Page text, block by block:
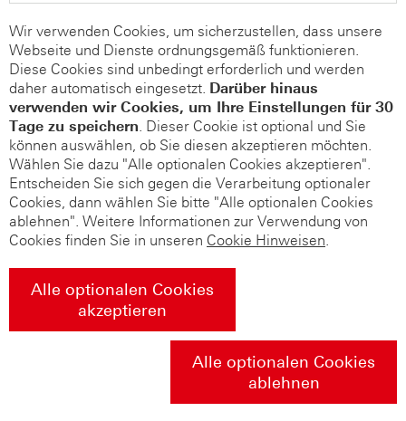
Wir verwenden Cookies, um sicherzustellen, dass unsere
Webseite und Dienste ordnungsgemäß funktionieren.
Diese Cookies sind unbedingt erforderlich und werden
daher automatisch eingesetzt. Darüber hinaus
verwenden wir Cookies, um Ihre Einstellungen für 30
Tage zu speichern. Dieser Cookie ist optional und Sie
können auswählen, ob Sie diesen akzeptieren möchten.
Wählen Sie dazu "Alle optionalen Cookies akzeptieren".
Entscheiden Sie sich gegen die Verarbeitung optionaler
Cookies, dann wählen Sie bitte "Alle optionalen Cookies
ablehnen". Weitere Informationen zur Verwendung von
Cookies finden Sie in unseren Cookie Hinweisen.
Alle optionalen Cookies
akzeptieren
Alle optionalen Cookies
ablehnen